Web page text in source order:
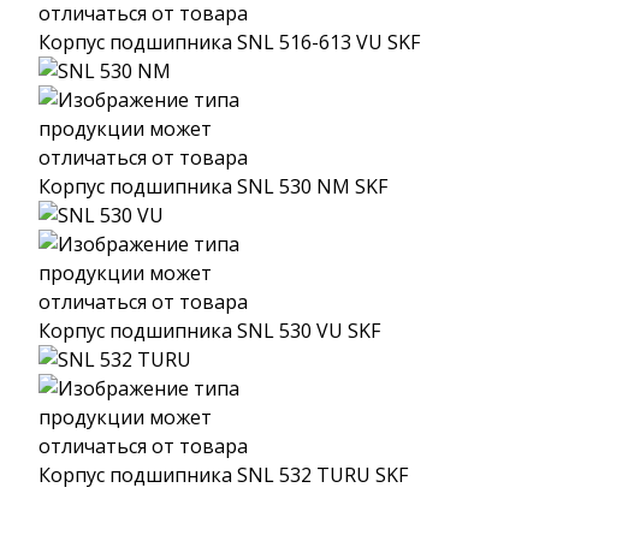
Корпус подшипника SNL 516-613 VU SKF
Корпус подшипника SNL 530 NM SKF
Корпус подшипника SNL 530 VU SKF
Корпус подшипника SNL 532 TURU SKF